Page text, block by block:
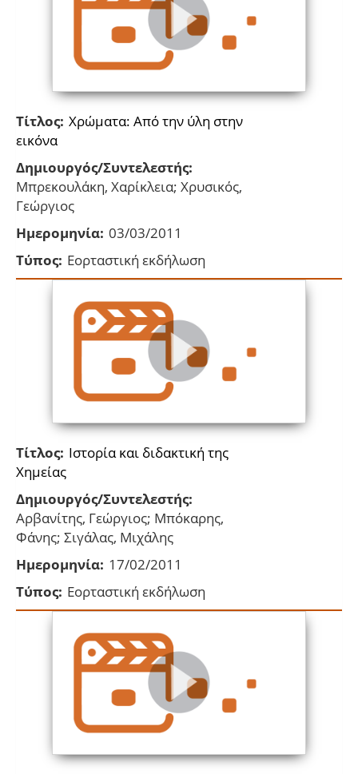
Τίτλος: Χρώματα: Από την ύλη στην
εικόνα
Δημιουργός/Συντελεστής:
Μπρεκουλάκη, Χαρίκλεια; Χρυσικός,
Γεώργιος
Ημερομηνία: 03/03/2011
Τύπος: Εορταστική εκδήλωση
Τίτλος: Ιστορία και διδακτική της
Χημείας
Δημιουργός/Συντελεστής:
Αρβανίτης, Γεώργιος; Μπόκαρης,
Φάνης; Σιγάλας, Μιχάλης
Ημερομηνία: 17/02/2011
Τύπος: Εορταστική εκδήλωση